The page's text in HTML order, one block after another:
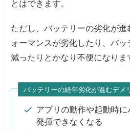
とはできます。
ただし、バッテリーの劣化が進
ォーマンスが劣化したり、バ
減ったりとかなり不便になりま
バッテリーの経年劣化が進むデメ
アプリの動作や起動時
発揮できなくなる